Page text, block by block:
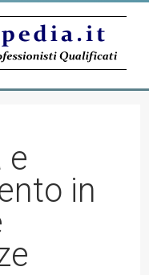
e
in